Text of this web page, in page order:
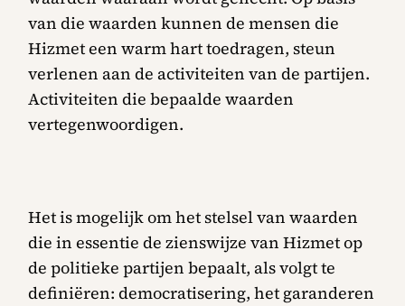
van die waarden kunnen de mensen die
Hizmet een warm hart toedragen, steun
verlenen aan de activiteiten van de partijen.
Activiteiten die bepaalde waarden
vertegenwoordigen.
Het is mogelijk om het stelsel van waarden
die in essentie de zienswijze van Hizmet op
de politieke partijen bepaalt, als volgt te
definiëren: democratisering, het garanderen